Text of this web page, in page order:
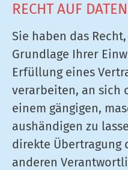
RECHT AUF
Sie haben das
Grundlage Ihrer
Erfüllung eines
verarbeiten, an sich
einem gängigen,
aushändigen zu
direkte Übertragung
anderen